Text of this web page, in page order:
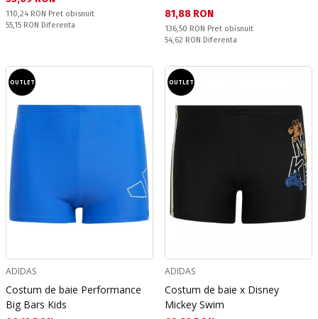
Pret obisnuit:
110,24 RON Pret obisnuit
Спестявате:
55,15 RON Diferenta
Текуща цена:
81,88 RON
Pret obisnuit:
136,50 RON Pret obisnuit
Спестявате:
54,62 RON Diferenta
OUTLET
ADIDAS
Costum de baie Performance
Big Bars Kids
OUTLET
ADIDAS
Costum de baie x Disney
Mickey Swim